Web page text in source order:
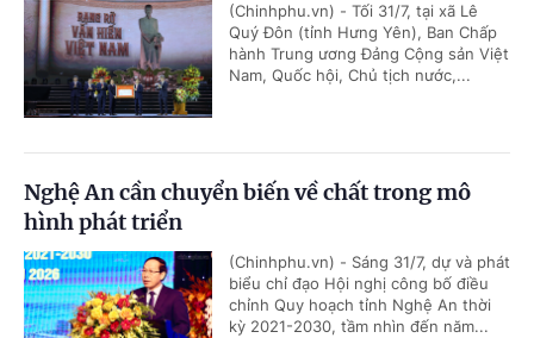
(Chinhphu.vn) - Tối 31/7, tại xã Lê
Quý Đôn (tỉnh Hưng Yên), Ban Chấp
hành Trung ương Đảng Cộng sản Việt
Nam, Quốc hội, Chủ tịch nước,...
Nghệ An cần chuyển biến về chất trong mô
hình phát triển
(Chinhphu.vn) - Sáng 31/7, dự và phát
biểu chỉ đạo Hội nghị công bố điều
chỉnh Quy hoạch tỉnh Nghệ An thời
kỳ 2021-2030, tầm nhìn đến năm...